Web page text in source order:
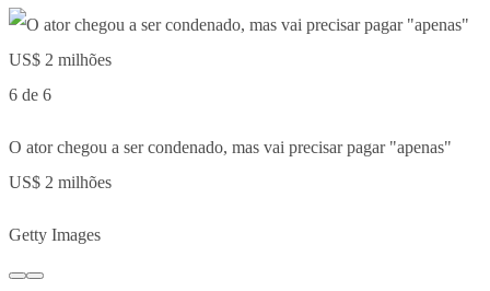
6 de 6
O ator chegou a ser condenado, mas vai precisar pagar "apenas"
US$ 2 milhões
Getty Images